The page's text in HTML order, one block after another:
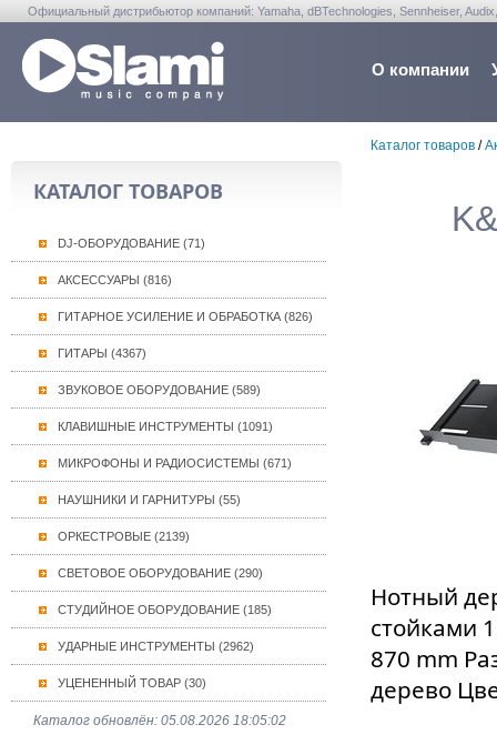
Официальный дистрибьютор компаний: Yamaha, dBTechnologies, Sennheiser,
О компании
КАТАЛОГ ТОВАРОВ
DJ-ОБОРУДОВАНИЕ (71)
АКСЕССУАРЫ (816)
ГИТАРНОЕ УСИЛЕНИЕ И ОБРАБОТКА (826)
ГИТАРЫ (4367)
ЗВУКОВОЕ ОБОРУДОВАНИЕ (589)
КЛАВИШНЫЕ ИНСТРУМЕНТЫ (1091)
МИКРОФОНЫ И РАДИОСИСТЕМЫ (671)
НАУШНИКИ И ГАРНИТУРЫ (55)
ОРКЕСТРОВЫЕ (2139)
СВЕТОВОЕ ОБОРУДОВАНИЕ (290)
СТУДИЙНОЕ ОБОРУДОВАНИЕ (185)
УДАРНЫЕ ИНСТРУМЕНТЫ (2962)
УЦЕНЕННЫЙ ТОВАР (30)
Каталог обновлён: 05.08.2026 18:05:02
Каталог товаров/
Нотный
стойками
870 mm
дерево